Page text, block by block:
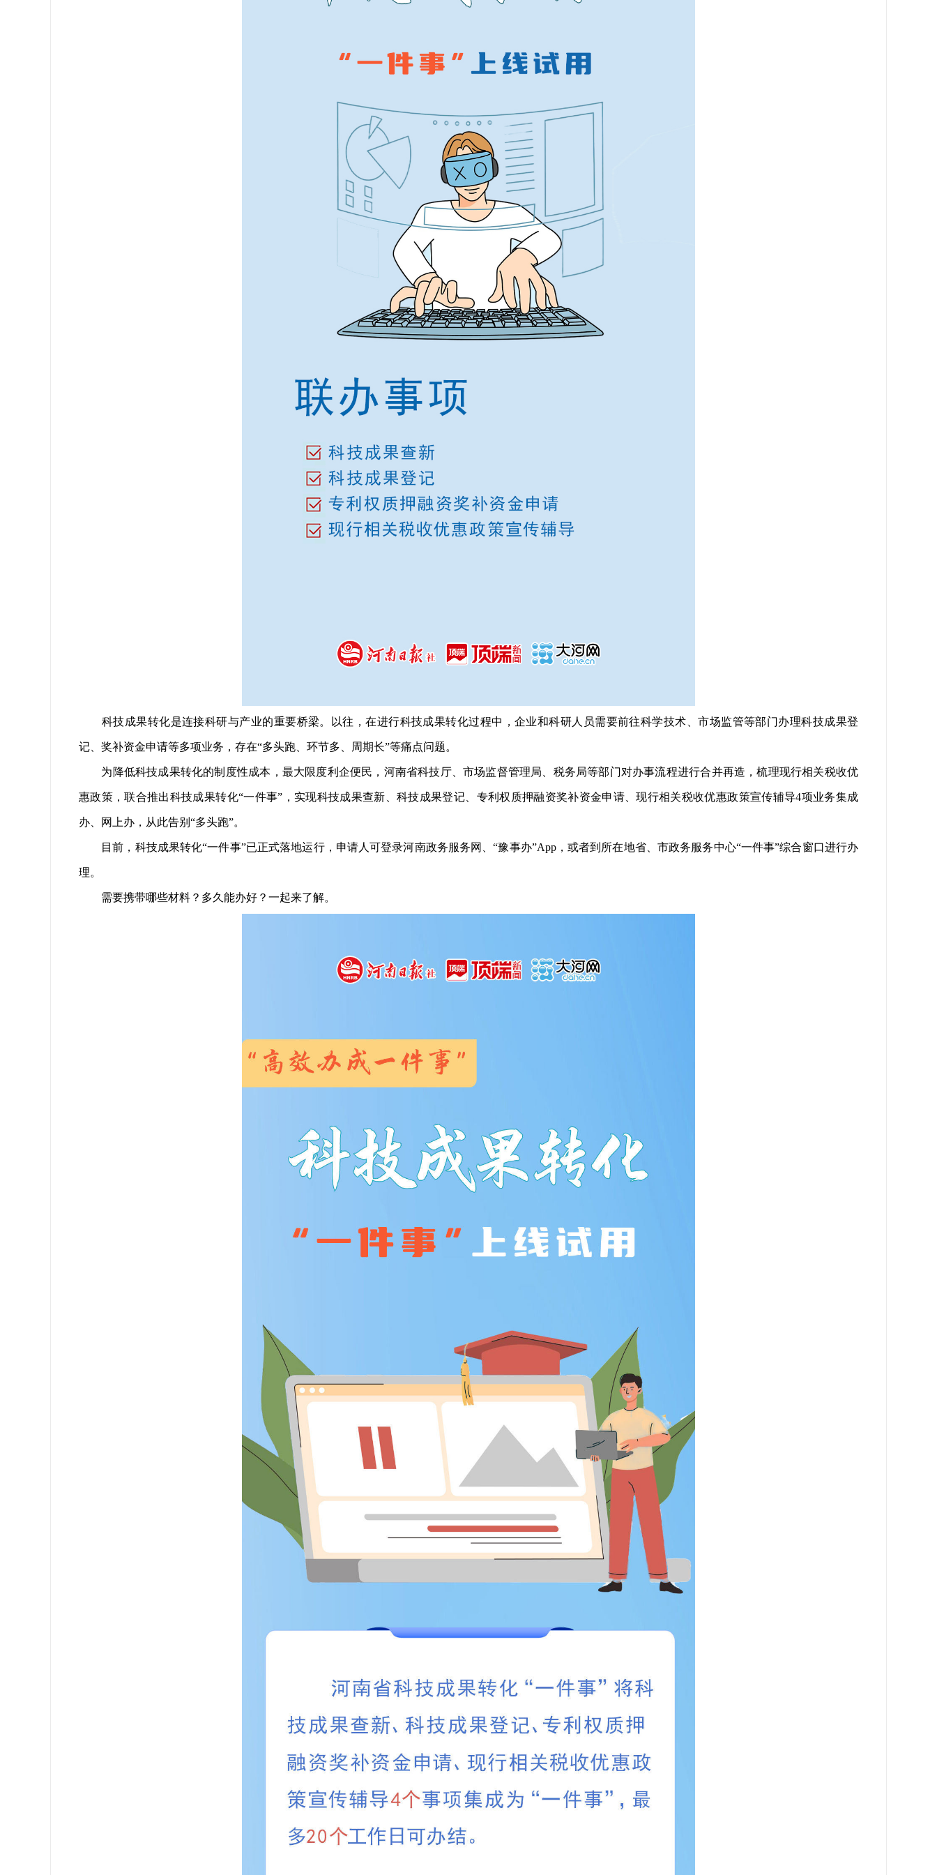
科技成果转化是连接科研与产业的重要桥梁。以往，在进行科技成果转化过程中，企业和科研人员需要前往科学技术、市场监管等部门办理科技成果登
记、奖补资金申请等多项业务，存在“多头跑、环节多、周期长”等痛点问题。
为降低科技成果转化的制度性成本，最大限度利企便民，河南省科技厅、市场监督管理局、税务局等部门对办事流程进行合并再造，梳理现行相关税收优
惠政策，联合推出科技成果转化“一件事”，实现科技成果查新、科技成果登记、专利权质押融资奖补资金申请、现行相关税收优惠政策宣传辅导4项业务集成
办、网上办，从此告别“多头跑”。
目前，科技成果转化“一件事”已正式落地运行，申请人可登录河南政务服务网、“豫事办”App，或者到所在地省、市政务服务中心“一件事”综合窗口进行办
理。
需要携带哪些材料？多久能办好？一起来了解。